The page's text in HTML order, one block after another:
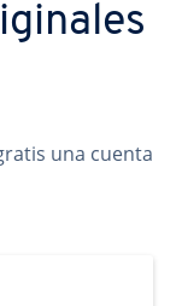
una cuenta